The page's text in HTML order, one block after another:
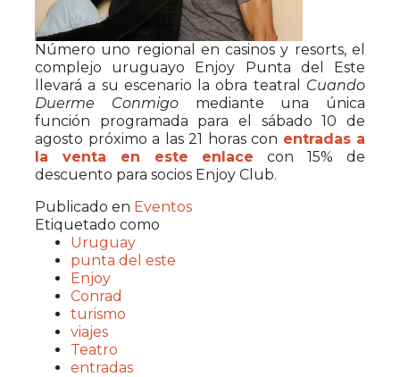
Número uno regional en casinos y resorts, el
complejo uruguayo Enjoy Punta del Este
llevará a su escenario la obra teatral Cuando
Duerme Conmigomediante una única
función programada para el sábado 10 de
agosto próximo a las 21 horas con entradas a
la venta en este enlace con 15% de
descuento para socios Enjoy Club.
Publicado en Eventos
Etiquetado como
Uruguay
punta del este
Enjoy
Conrad
turismo
viajes
Teatro
entradas